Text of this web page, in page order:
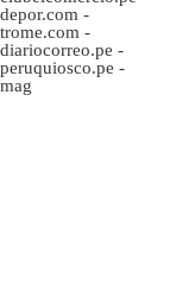
depor.com -
trome.com -
diariocorreo.pe -
peruquiosco.pe -
mag